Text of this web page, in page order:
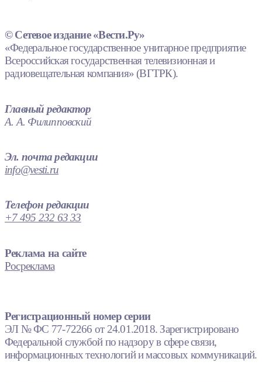
© Сетевое издание «Вести.Ру»
«Федеральное государственное унитарное предприятие
Всероссийская государственная телевизионная и
радиовещательная компания» (ВГТРК).
Главный редактор
А. А. Филипповский
Эл. почта редакции
info@vesti.ru
Телефон редакции
+7 495 232 63 33
Реклама на сайте
Росреклама
Регистрационный номер серии
ЭЛ № ФС 77-72266 от 24.01.2018. Зарегистрировано
Федеральной службой по надзору в сфере связи,
информационных технологий и массовых коммуникаций.